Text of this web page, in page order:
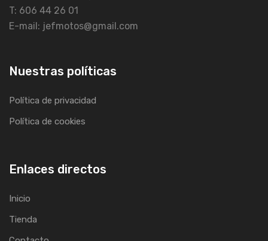
T: 606 44 26 01
E-mail: jefmotos@gmail.com
Nuestras políticas
Política de privacidad
Política de cookies
Enlaces directos
Inicio
Tienda